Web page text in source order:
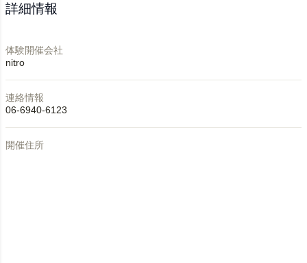
詳細情報
体験開催会社
nitro
連絡情報
06-6940-6123
開催住所